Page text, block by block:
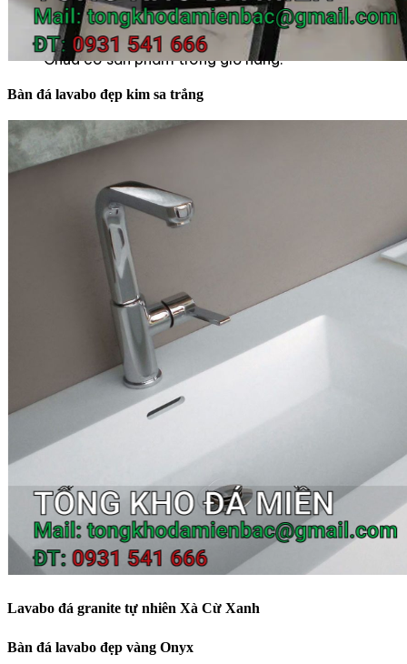
Giỏ hàng
Chưa có sản phẩm trong giỏ hàng.
Bàn đá lavabo đẹp kim sa trắng
Lavabo đá granite tự nhiên Xà Cừ Xanh
Bàn đá lavabo đẹp vàng Onyx